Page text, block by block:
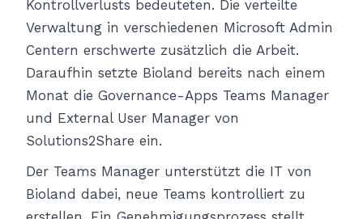
Kontrollverlusts bedeuteten. Die verteilte
Verwaltung in verschiedenen Microsoft Admin
Centern erschwerte zusätzlich die Arbeit.
Daraufhin setzte Bioland bereits nach einem
Monat die Governance-Apps Teams Manager
und External User Manager von
Solutions2Share ein.
Der Teams Manager unterstützt die IT von
Bioland dabei, neue Teams kontrolliert zu